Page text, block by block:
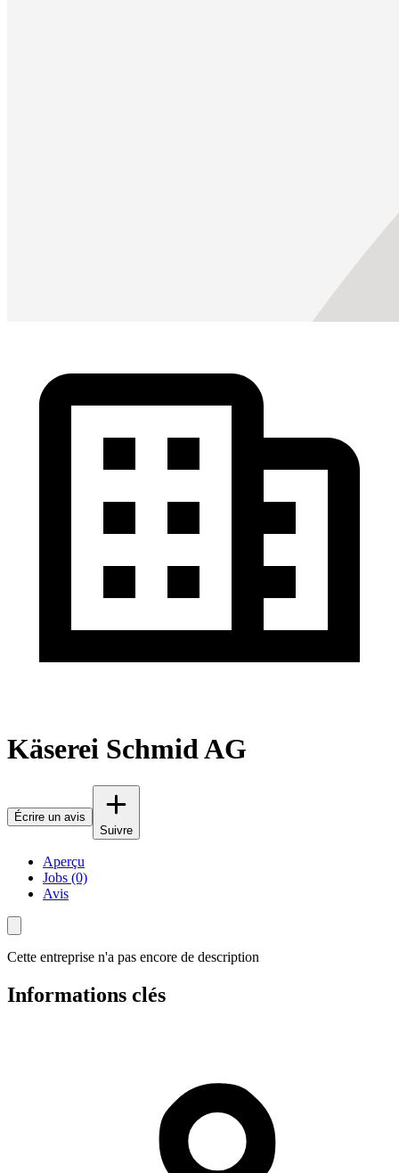
Käserei Schmid AG
Écrire un avis
Suivre
Aperçu
Jobs (0)
Avis
Cette entreprise n'a pas encore de description
Informations clés